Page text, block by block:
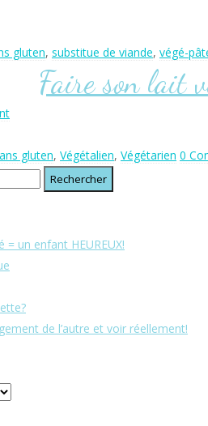
gluten, substitue de viande, végé-
Faire son lait
gluten, Végétalien, Végétarien 0
un enfant HEUREUX!
de l’autre et voir réellement!